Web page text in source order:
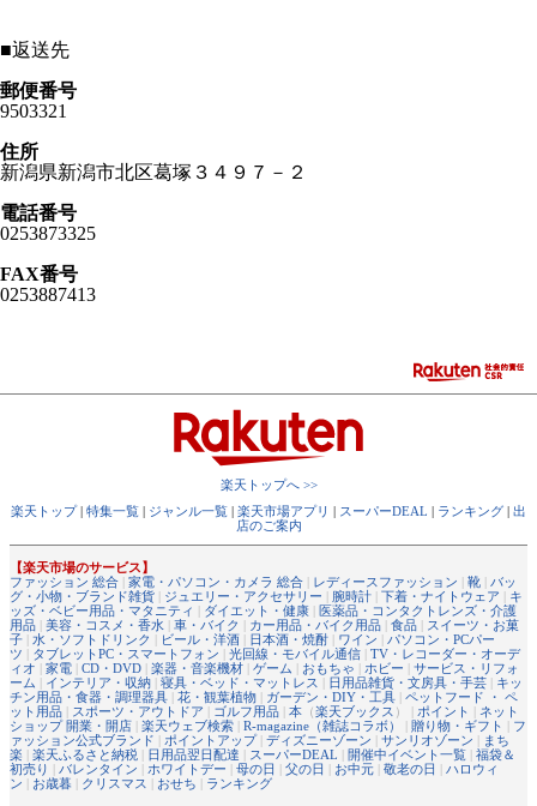
■返送先
郵便番号
9503321
住所
新潟県新潟市北区葛塚３４９７－２
電話番号
0253873325
FAX番号
0253887413
楽天トップへ >>
楽天トップ| 特集一覧 | ジャンル一覧 | 楽天市場アプリ | スーパーDEAL | ランキング | 出
店のご案内
【楽天市場のサービス】
ファッション 総合 | 家電・パソコン・カメラ 総合 | レディースファッション | 靴 | バッ
グ・小物・ブランド雑貨 | ジュエリー・アクセサリー | 腕時計 | 下着・ナイトウェア | キ
ッズ・ベビー用品・マタニティ | ダイエット・健康 | 医薬品・コンタクトレンズ・介護
用品 | 美容・コスメ・香水 | 車・バイク | カー用品・バイク用品 | 食品 | スイーツ・お菓
子 | 水・ソフトドリンク | ビール・洋酒 | 日本酒・焼酎 | ワイン | パソコン・PCパー
ツ | タブレットPC・スマートフォン | 光回線・モバイル通信 | TV・レコーダー・オーデ
ィオ | 家電 | CD・DVD | 楽器・音楽機材 | ゲーム | おもちゃ | ホビー | サービス・リフォ
ーム | インテリア・収納 | 寝具・ベッド・マットレス | 日用品雑貨・文房具・手芸 | キッ
チン用品・食器・調理器具 | 花・観葉植物 | ガーデン・DIY・工具 | ペットフード ・ ペ
ット用品 | スポーツ・アウトドア | ゴルフ用品 | 本 （楽天ブックス ） | ポイント | ネット
ショップ 開業・開店 | 楽天ウェブ検索 | R-magazine（雑誌コラボ） | 贈り物・ギフト | フ
ァッション公式ブランド | ポイントアップ| ディズニーゾーン | サンリオゾーン | まち
楽 | 楽天ふるさと納税 | 日用品翌日配達 | スーパーDEAL | 開催中イベント一覧 | 福袋＆
初売り | バレンタイン | ホワイトデー | 母の日 | 父の日 | お中元 | 敬老の日 | ハロウィ
ン | お歳暮 | クリスマス | おせち | ランキング